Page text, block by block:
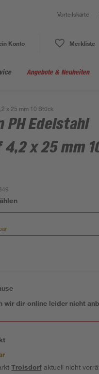
Vorteilskarte
Konto Merkliste
Angebote & Neuheiten
x 25 mm 10 Stück
PH Edelstahl
x 25 mm
wir dir online leider nicht
Troisdorfaktuell nicht